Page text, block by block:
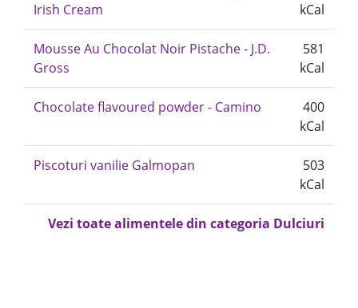
Irish Cream
kCal
Mousse Au Chocolat Noir Pistache - J.D.
Gross
581
kCal
Chocolate flavoured powder - Camino
400
kCal
Piscoturi vanilie Galmopan
503
kCal
Vezi toate alimentele din categoria Dulciuri